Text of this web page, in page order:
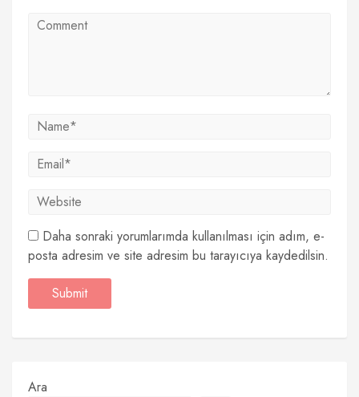
Daha sonraki yorumlarımda kullanılması için adım, e-
posta adresim ve site adresim bu tarayıcıya kaydedilsin.
Ara